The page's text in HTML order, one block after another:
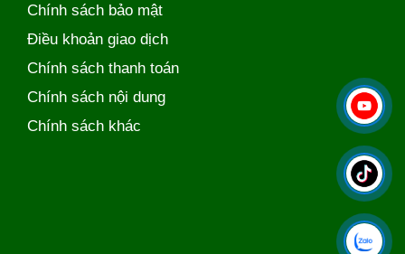
Chính sách bảo mật
Điều khoản giao dịch
Chính sách thanh toán
Chính sách nội dung
Chính sách khác